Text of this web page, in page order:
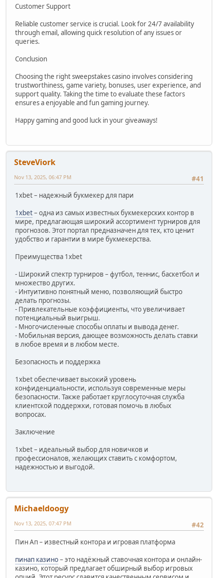
Customer Support
Reliable customer service is crucial. Look for 24/7 availability
through email, allowing quick resolution of any issues or
queries.
Conclusion
Choosing the right sweepstakes casino involves considering
trustworthiness, game variety, bonuses, user experience, and
support quality. Taking the time to evaluate these factors
ensures a enjoyable and fun gaming journey.
Happy gaming and good luck in your giveaways!
SteveViork
#41
Nov 13, 2025, 06:47 PM
1xbet – надежный букмекер для пари
1xbet– одна из самых известных букмекерских контор в
мире, предлагающая широкий ассортимент турниров для
прогнозов. Этот портал предназначен для тех, кто ценит
удобство и гарантии в мире букмекерства.
Преимущества 1xbet
- Широкий спектр турниров – футбол, теннис, баскетбол и
множество других.
- Интуитивно понятный меню, позволяющий быстро
делать прогнозы.
- Привлекательные коэффициенты, что увеличивает
потенциальный выигрыш.
- Многочисленные способы оплаты и вывода денег.
- Мобильная версия, дающее возможность делать ставки
в любое время и в любом месте.
Безопасность и поддержка
1xbet обеспечивает высокий уровень
конфиденциальности, используя современные меры
безопасности. Также работает круглосуточная служба
клиентской поддержки, готовая помочь в любых
вопросах.
Заключение
1xbet – идеальный выбор для новичков и
профессионалов, желающих ставить с комфортом,
надежностью и выгодой.
Michaeldoogy
#42
Nov 13, 2025, 07:47 PM
Пин Ап – известный контора и игровая платформа
пинап казино– это надёжный ставочная контора и онлайн-
казино, который предлагает обширный выбор игровых